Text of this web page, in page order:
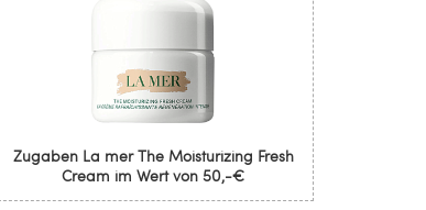
Zugaben La mer The Moisturizing Fresh
Cream im Wert von 50,-€